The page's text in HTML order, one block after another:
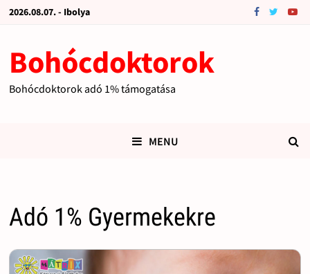
2026.08.07. - Ibolya
Bohócdoktorok
Bohócdoktorok adó 1% támogatása
MENU
Adó 1% Gyermekekre